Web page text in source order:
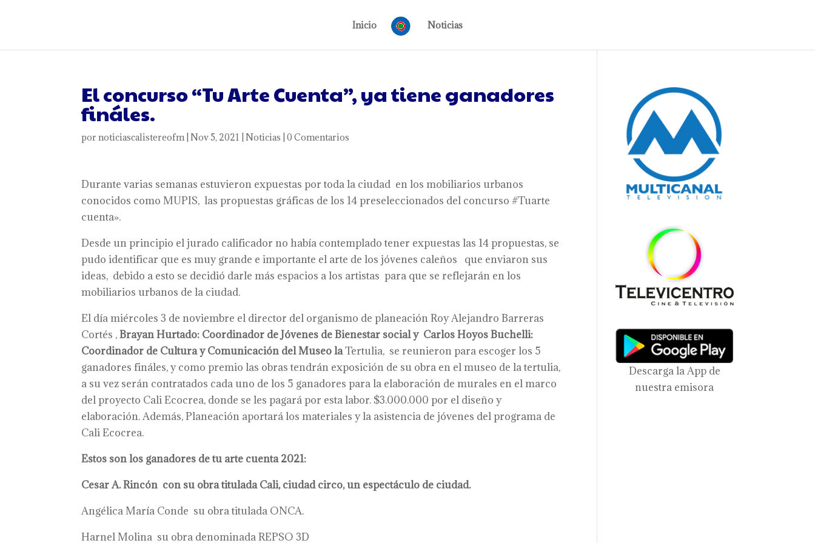
Inicio Noticias
El concurso “Tu Arte Cuenta”, ya tiene ganadores
fináles.
pornoticiascalistereofm|Nov 5, 2021 |Noticias |0 Comentarios
Durante varias semanas estuvieron expuestas por toda la ciudad en los mobiliarios urbanos
conocidos como MUPIS, las propuestas gráficas de los 14 preseleccionados del concurso #Tuarte
cuenta».
Desde un principio el jurado calificador no había contemplado tener expuestas las 14 propuestas, se
pudo identificar que es muy grande e importante el arte de los jóvenes caleños que enviaron sus
ideas, debido a esto se decidió darle más espacios a los artistas para que se reflejarán en los
mobiliarios urbanos de la ciudad.
El día miércoles 3 de noviembre el director del organismo de planeación Roy Alejandro Barreras
Cortés ,Brayan Hurtado: Coordinador de Jóvenes de Bienestar social y Carlos Hoyos Buchelli:
Coordinador de Cultura y Comunicación del Museo laTertulia, se reunieron para escoger los 5
ganadores fináles, y como premio las obras tendrán exposición de su obra en el museo de la tertulia,
a su vez serán contratados cada uno de los 5 ganadores para la elaboración de murales en el marco
del proyecto Cali Ecocrea, donde se les pagará por esta labor. $3.000.000 por el diseño y
elaboración. Además, Planeación aportará los materiales y la asistencia de jóvenes del programa de
Cali Ecocrea.
Estos son los ganadores de tu arte cuenta 2021:
Cesar A. Rincón con su obra titulada Cali, ciudad circo, un espectáculo de ciudad.
Angélica María Conde su obra titulada ONCA.
Harnel Molina su obra denominada REPSO 3D
Descarga la App de
nuestra emisora